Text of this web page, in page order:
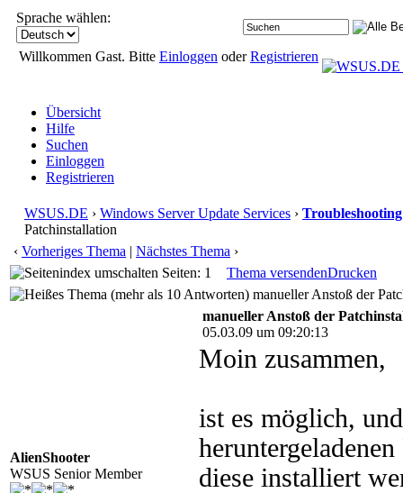
Sprache wählen:
Willkommen Gast. Bitte Einloggen oderRegistrieren
Übersicht
Hilfe
Suchen
Einloggen
Registrieren
WSUS.DE › Windows Server Update Services › Troubleshooting
Patchinstallation
‹ Vorheriges Thema | Nächstes Thema ›
Seiten: 1
Thema versendenDrucken
manueller Anstoß der
AlienShooter
WSUS Senior Member
manueller Anstoß der
05.03.09 um 09:20:13
Moin zusammen,
ist es möglich,
diese installiert